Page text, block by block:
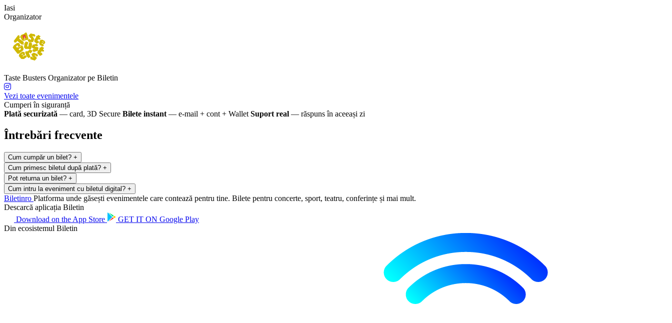
Iasi
Organizator
Taste Busters Organizator pe Biletin
Vezi toate evenimentele
Cumperi în siguranță
Plată securizată — card, 3D Secure Bilete instant — e-mail + cont + Wallet Suport real — răspuns în aceeași zi
Întrebări frecvente
Cum cumpăr un bilet? +
Cum primesc biletul după plată? +
Pot returna un bilet? +
Cum intru la eveniment cu biletul digital? +
Biletinro Platforma unde găsești evenimentele care contează pentru tine. Bilete pentru concerte, sport, teatru, conferințe și mai mult.
Descarcă aplicația Biletin
Download on the App Store GET IT ON Google Play
Din ecosistemul Biletin